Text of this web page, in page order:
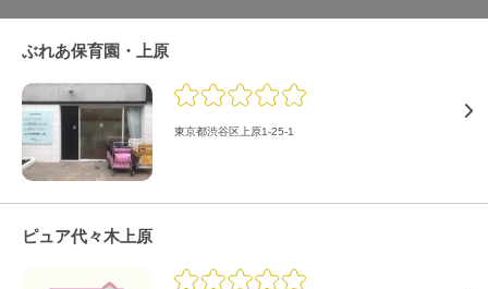
ぶれあ保育園・上原
東京都渋谷区上原1-25-1
ピュア代々木上原